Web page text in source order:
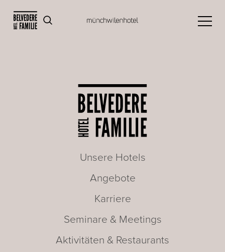
Unsere Hotels
Angebote
Karriere
Seminare & Meetings
Aktivitäten & Restaurants